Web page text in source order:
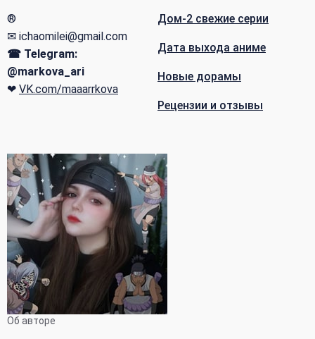
®
✉ ichaomilei@gmail.com
☎ Telegram:
@markova_ari
❤ VK.com/maaarrkova
Дом-2 свежие серии
Дата выхода аниме
Новые дорамы
Рецензии и отзывы
Об авторе